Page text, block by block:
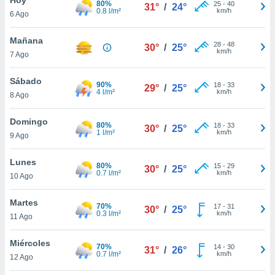
en
más
nuestra
de
cookies
aceptar
6 Ago
80%
0.8 l/m²
31° / 24° 25- 40
km/h
Mañana
7 Ago
30° / 25° 28- 48
km/h
Sábado
8 Ago
90%
4 l/m²
29° / 25° 18- 33
km/h
Domingo
9 Ago
80%
1 l/m²
30° / 25° 18- 33
km/h
Lunes
10 Ago
80%
0.7 l/m²
30° / 25° 15- 29
km/h
Martes
11 Ago
70%
0.3 l/m²
30° / 25° 17- 31
km/h
Miércoles
12 Ago
70%
0.7 l/m²
31° / 26° 14- 30
km/h